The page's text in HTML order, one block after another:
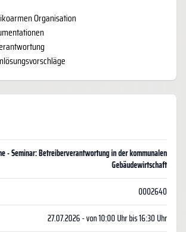
Organisation
- Seminar: Betreiberverantwortung in der kommunalen
Gebäudewirtschaft
0002640
27.07.2026 - von 10:00 Uhr bis 16:30 Uhr